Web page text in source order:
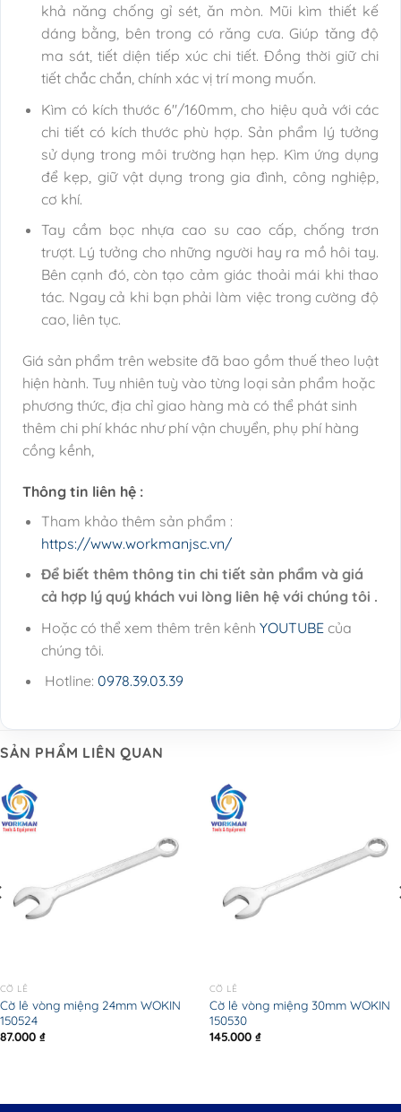
khả năng chống gỉ sét, ăn mòn. Mũi kìm thiết kế
dáng bằng, bên trong có răng cưa. Giúp tăng độ
ma sát, tiết diện tiếp xúc chi tiết. Đồng thời giữ chi
tiết chắc chắn, chính xác vị trí mong muốn.
Kìm có kích thước 6″/160mm, cho hiệu quả với các
chi tiết có kích thước phù hợp. Sản phẩm lý tưởng
sử dụng trong môi trường hạn hẹp. Kìm ứng dụng
để kẹp, giữ vật dụng trong gia đình, công nghiệp,
cơ khí.
Tay cầm bọc nhựa cao su cao cấp, chống trơn
trượt. Lý tưởng cho những người hay ra mồ hôi tay.
Bên cạnh đó, còn tạo cảm giác thoải mái khi thao
tác. Ngay cả khi bạn phải làm việc trong cường độ
cao, liên tục.
Giá sản phẩm trên website đã bao gồm thuế theo luật
hiện hành. Tuy nhiên tuỳ vào từng loại sản phẩm hoặc
phương thức, địa chỉ giao hàng mà có thể phát sinh
thêm chi phí khác như phí vận chuyển, phụ phí hàng
cồng kềnh,
Thông tin liên hệ :
Tham khảo thêm sản phẩm :
https://www.workmanjsc.vn/
Để biết thêm thông tin chi tiết sản phẩm và giá
cả hợp lý quý khách vui lòng liên hệ với chúng tôi .
Hoặc có thể xem thêm trên kênh YOUTUBEcủa
chúng tôi.
Hotline: 0978.39.03.39
SẢN PHẨM LIÊN QUAN
CỜ LÊ
Cờ lê vòng miệng 24mm WOKIN
150524
87.000 ₫
CỜ LÊ
Cờ lê vòng miệng 30mm WOKIN
150530
145.000 ₫